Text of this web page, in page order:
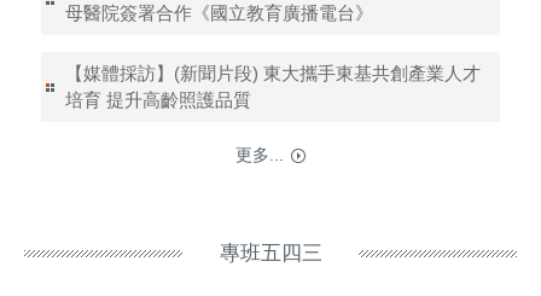
母醫院簽署合作《國立教育廣播電台》
【媒體採訪】(新聞片段) 東大攜手東基共創產業人才
培育 提升高齡照護品質
更多...
專班五四三